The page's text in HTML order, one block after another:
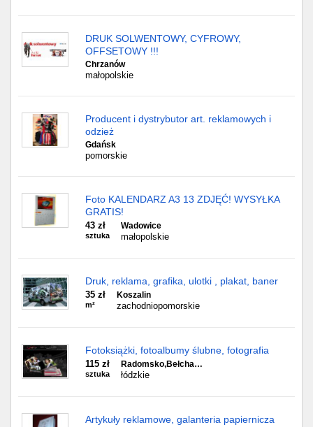
DRUK SOLWENTOWY, CYFROWY,
OFFSETOWY !!!
Chrzanów
małopolskie
Producent i dystrybutor art. reklamowych i
odzież
Gdańsk
pomorskie
Foto KALENDARZ A3 13 ZDJĘĆ! WYSYŁKA
GRATIS!
43 zł
sztuka
Wadowice
małopolskie
Druk, reklama, grafika, ulotki , plakat, baner
35 zł
m²
Koszalin
zachodniopomorskie
Fotoksiążki, fotoalbumy ślubne, fotografia
115 zł
sztuka
Radomsko,Bełcha…
łódzkie
Artykuły reklamowe, galanteria papiernicza